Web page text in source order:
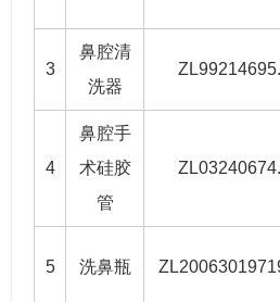
3
鼻腔清
洗器
4
鼻腔手
术硅胶
管
5 洗鼻瓶